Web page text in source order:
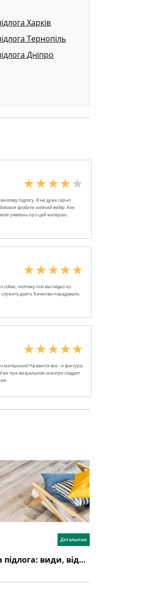
Харків
Тернопіль
Дніпро
підлогу. Я не дуже гарно
зробити хибний вибір. Але
моїх уявлень про цей матеріал.
поэтому пол выглядел ну
долго. Качество порадовало.
материала! Нравится все - и фактура,
при визуальном осмотре создает
Детальніше
Вінілова підлога: види, відгуки, недоліки, переваги